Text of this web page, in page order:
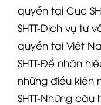
quyền tại Cục
SHTT-Dịch vụ tư
quyền tại Việt
SHTT-Để nhãn
những điều kiện
SHTT-Những